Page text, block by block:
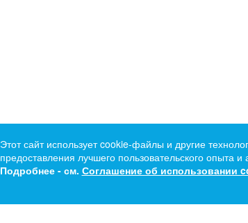
Этот сайт использует cookie-файлы и другие
предоставления лучшего пользовательского опыта
Подробнее - см. Соглашение об использовании